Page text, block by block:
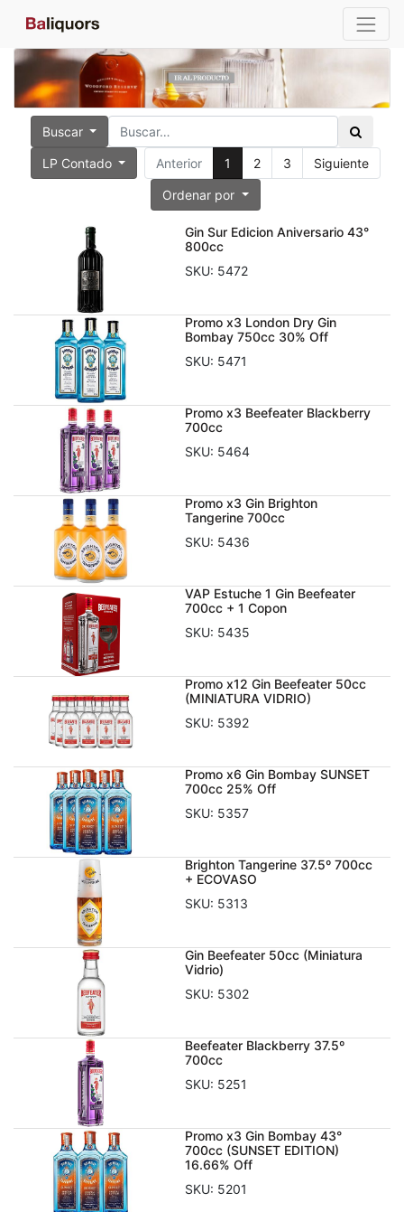
Buscar
LP Contado Anterior 1 2 3 Siguiente
Ordenar por
Gin Sur Edicion Aniversario 43°
800cc
SKU: 5472
Promo x3 London Dry Gin
Bombay 750cc 30% Off
SKU: 5471
Promo x3 Beefeater Blackberry
700cc
SKU: 5464
Promo x3 Gin Brighton
Tangerine 700cc
SKU: 5436
VAP Estuche 1 Gin Beefeater
700cc + 1 Copon
SKU: 5435
Promo x12 Gin Beefeater 50cc
(MINIATURA VIDRIO)
SKU: 5392
Promo x6 Gin Bombay SUNSET
700cc 25% Off
SKU: 5357
Brighton Tangerine 37.5º 700cc
+ ECOVASO
SKU: 5313
Gin Beefeater 50cc (Miniatura
Vidrio)
SKU: 5302
Beefeater Blackberry 37.5º
700cc
SKU: 5251
Promo x3 Gin Bombay 43°
700cc (SUNSET EDITION)
16.66% Off
SKU: 5201